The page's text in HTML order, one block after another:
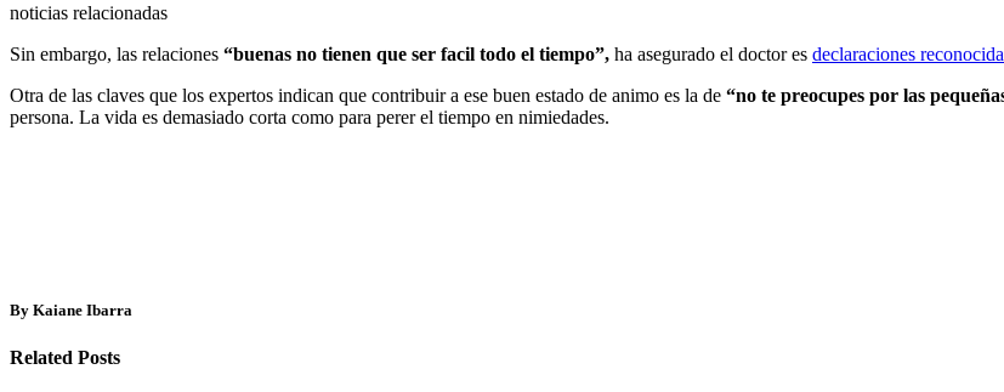
noticias relacionadas
Sin embargo, las relaciones “buenas no tienen que ser facil todo el tiempo”, ha asegurado el doctor es declaraciones
Otra de las claves que los expertos indican que contribuir a ese buen estado de animo es la de “no te preocupes por las
persona. La vida es demasiado corta como para perer el tiempo en nimiedades.
By Kaiane Ibarra
Related Posts